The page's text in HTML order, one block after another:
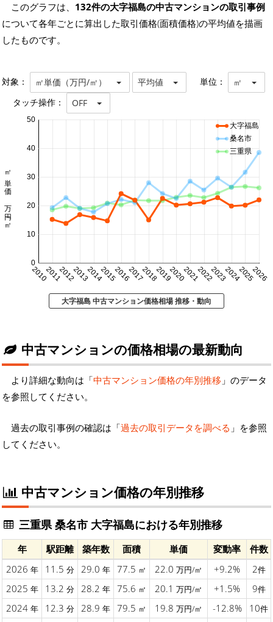
このグラフは、 132件の大字福島の中古マンションの取引事例
について各年ごとに算出した取引価格(面積価格)の平均値を描画
したものです。
対象： ㎡単価（万円/㎡） 平均値 単位： ㎡
タッチ操作： OFF
20102011201220132014201520162017201820192020202120222023202420252026
0
10
20
30
40
50
㎡単価 万円/㎡
大字福島
桑名市
三重県
大字福島 中古マンション価格相場 推移・動向
中古マンションの価格相場の最新動向
より詳細な動向は「中古マンション価格の年別推移 」のデータ
を参照してください。
過去の取引事例の確認は「過去の取引データを調べる 」を参照
してください。
中古マンション価格の年別推移
三重県 桑名市 大字福島における年別推移
年 駅距離 築年数 面積 単価 変動率
件数
2026 年 11.5 分 29.0 年 77.5 ㎡ 22.0 万円/㎡ +9.2% 2件
2025 年 13.2 分 28.2 年 75.6 ㎡ 20.1 万円/㎡ +1.5% 9件
2024 年 12.3 分 28.9 年 79.5 ㎡ 19.8 万円/㎡ -12.8% 10件